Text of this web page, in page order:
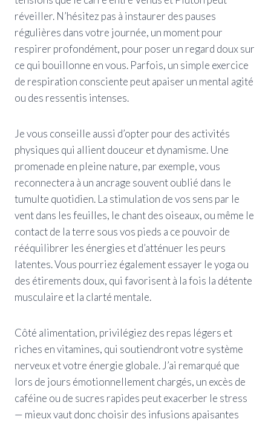
réveiller. N’hésitez pas à instaurer des pauses
régulières dans votre journée, un moment pour
respirer profondément, pour poser un regard doux sur
ce qui bouillonne en vous. Parfois, un simple exercice
de respiration consciente peut apaiser un mental agité
ou des ressentis intenses.
Je vous conseille aussi d’opter pour des activités
physiques qui allient douceur et dynamisme. Une
promenade en pleine nature, par exemple, vous
reconnectera à un ancrage souvent oublié dans le
tumulte quotidien. La stimulation de vos sens par le
vent dans les feuilles, le chant des oiseaux, ou même le
contact de la terre sous vos pieds a ce pouvoir de
rééquilibrer les énergies et d’atténuer les peurs
latentes. Vous pourriez également essayer le yoga ou
des étirements doux, qui favorisent à la fois la détente
musculaire et la clarté mentale.
Côté alimentation, privilégiez des repas légers et
riches en vitamines, qui soutiendront votre système
nerveux et votre énergie globale. J’ai remarqué que
lors de jours émotionnellement chargés, un excès de
caféine ou de sucres rapides peut exacerber le stress
— mieux vaut donc choisir des infusions apaisantes